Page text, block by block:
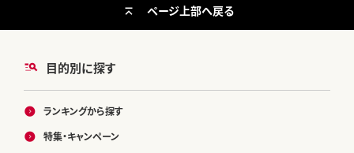
目的別に探す
ランキングから探す
特集・キャンペーン
ページ上部へ戻る